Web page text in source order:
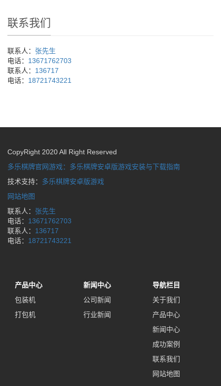
联系我们
联系人： 张先生
电话： 13671762703
联系人： 136717
电话： 18721743221
CopyRight 2020 All Right Reserved
多乐棋牌官网游戏：多乐棋牌安卓版游戏安装与下载指南
技术支持： 多乐棋牌安卓版游戏
网站地图
联系人： 张先生
电话： 13671762703
联系人： 136717
电话： 18721743221
产品中心
包装机
打包机
新闻中心
公司新闻
行业新闻
导航栏目
关于我们
产品中心
新闻中心
成功案例
联系我们
网站地图